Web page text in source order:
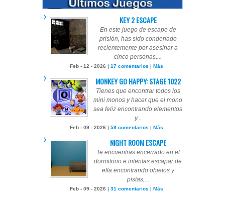
KEY 2 ESCAPE
En este juego de escape de
prisión, has sido condenado
recientemente por asesinar a
cinco personas,...
Feb - 12 - 2026 | 17 comentarios | Más
MONKEY GO HAPPY: STAGE 1022
Tienes que encontrar todos los
mini monos y hacer que el mono
sea feliz encontrando elementos
y...
Feb - 09 - 2026 | 58 comentarios | Más
NIGHT ROOM ESCAPE
Te encuentras encerrado en el
dormitorio e intentas escapar de
ella encontrando objetos y
pistas,...
Feb - 09 - 2026 | 31 comentarios | Más